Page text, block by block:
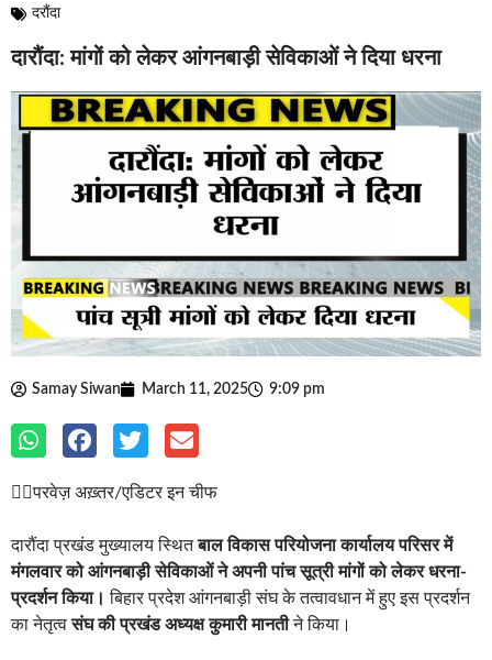
दरौंदा
दारौंदा: मांगों को लेकर आंगनबाड़ी सेविकाओं ने दिया धरना
Samay Siwan March 11, 2025 9:09 pm
✍🏽परवेज़ अख़्तर/एडिटर इन चीफ
दारौंदा प्रखंड मुख्यालय स्थितबाल विकास परियोजना कार्यालय परिसर में
मंगलवार को आंगनबाड़ी सेविकाओं ने अपनी पांच सूत्री मांगों को लेकर धरना-
प्रदर्शन किया। बिहार प्रदेश आंगनबाड़ी संघ के तत्वावधान में हुए इस प्रदर्शन
का नेतृत्वसंघ की प्रखंड अध्यक्ष कुमारी मानतीने किया।